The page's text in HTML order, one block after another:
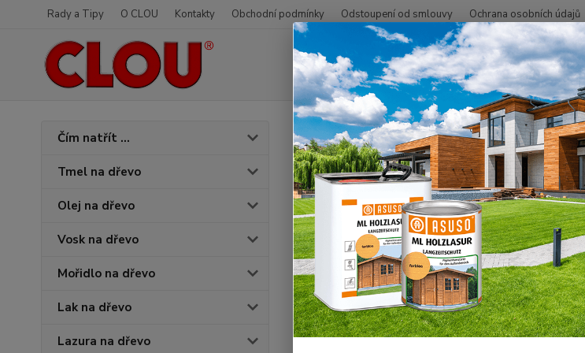
Rady a Tipy O CLOU Kontakty Obchodní podmínky Odstoupení od smlouvy Ochrana osobních údajů
Hledat
Čím natřít ...
Tmel na dřevo
Olej na dřevo
Vosk na dřevo
Mořidlo na dřevo
Lak na dřevo
Lazura na dřevo
Úvod OSMO - přírodní oleje Nářadí a stroje originální
Pad zelený 24x150mm